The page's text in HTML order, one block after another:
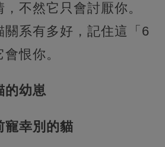
不然它只會討厭你。
關系有多好，記住這「6
恨你。
幼崽
幸別的貓